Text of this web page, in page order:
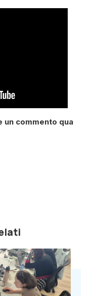
un commento qua